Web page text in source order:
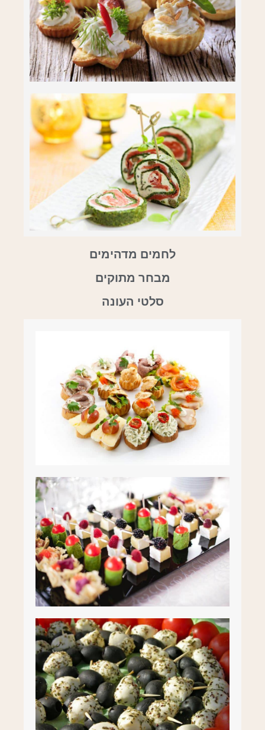
לחמים מדהימים
מבחר מתוקים
סלטי העונה